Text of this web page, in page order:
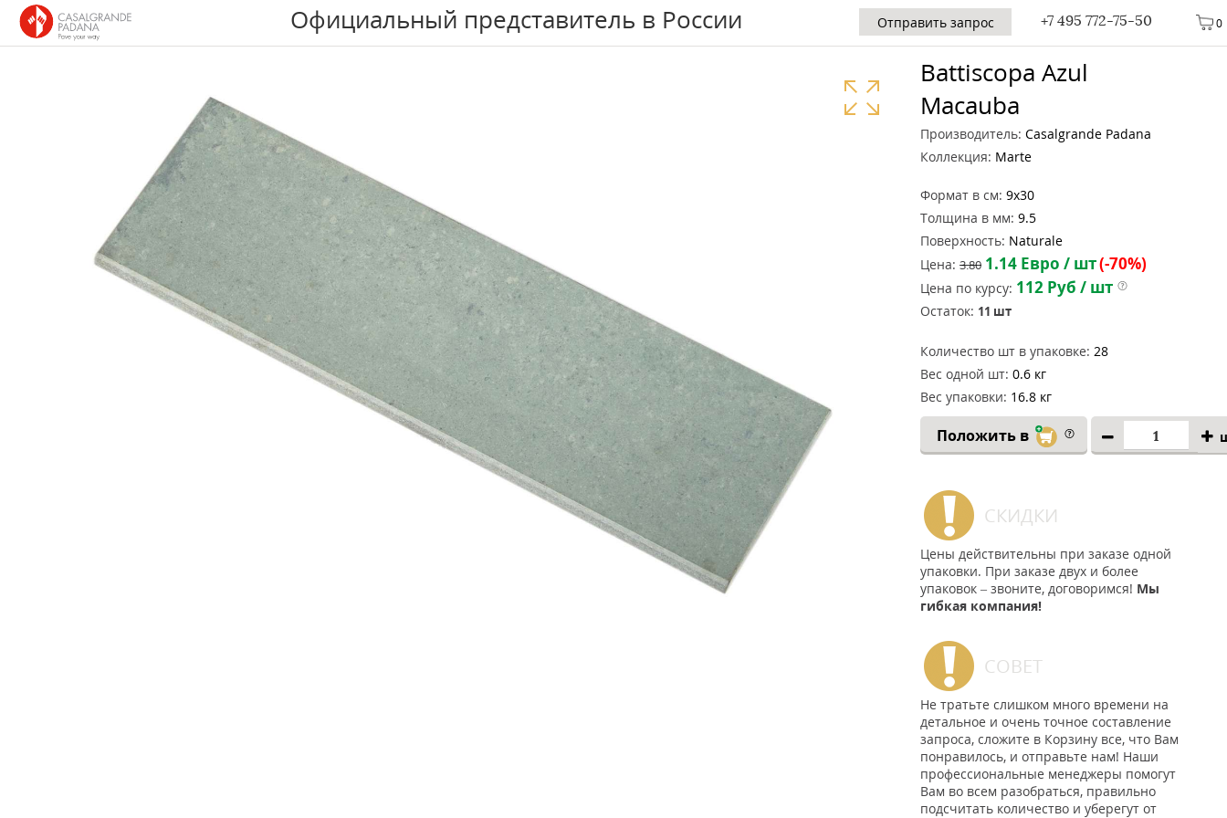
0
Официальный представитель в России +7 495 772-75-50
Отправить запрос
Battiscopa Azul
Macauba
Производитель: Casalgrande Padana
Коллекция: Marte
Формат в см: 9x30
Толщина в мм: 9.5
Поверхность: Naturale
Цена: 3.80 1.14 Евро / шт(-70%)
Цена по курсу: 112 Руб / шт
Остаток: 11 шт
Количество шт в упаковке: 28
Вес одной шт: 0.6 кг
Вес упаковки: 16.8 кг
Положить в
СКИДКИ
Цены действительны при заказе одной
упаковки. При заказе двух и более
упаковок – звоните, договоримся! Мы
гибкая компания!
СОВЕТ
Не тратьте слишком много времени на
детальное и очень точное составление
запроса, сложите в Корзину все, что Вам
понравилось, и отправьте нам! Наши
профессиональные менеджеры помогут
Вам во всем разобраться, правильно
подсчитать количество и уберегут от